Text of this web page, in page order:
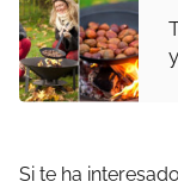
Si te ha interesado